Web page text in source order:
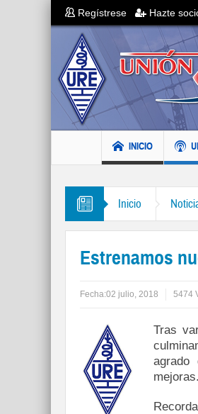
Regístrese Hazte
INICIO
Inicio
Estrenamos
Fecha:02 julio, 2018 5474
Tras
agrado
mejoras.